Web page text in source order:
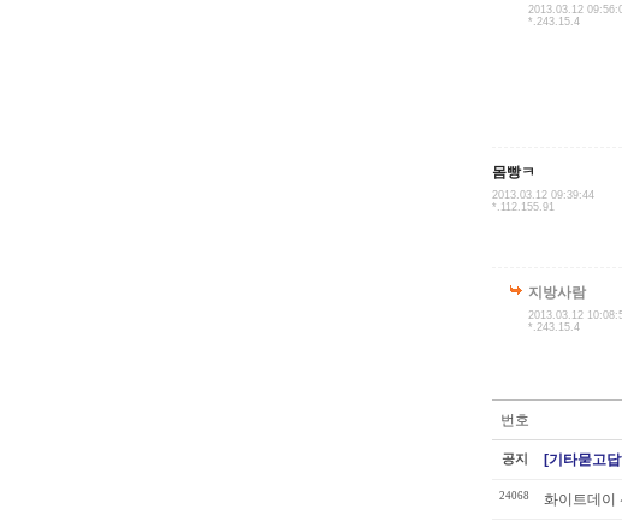
2013.03.12
*.243.15.4
몸빵ㅋ
2013.03.12 09:39:44
*.112.155.91
지방사람
2013.03.12
*.243.15.4
번호
공지 [기타묻고
24068 화이트데이